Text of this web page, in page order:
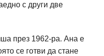
с други две
през 1962-ра. Ана е
се готви да стане